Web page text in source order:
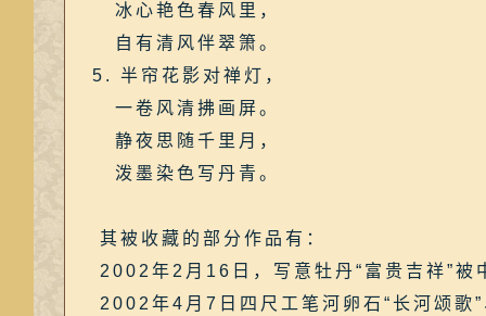
冰心艳色春风里，
自有清风伴翠箫。
5. 半帘花影对禅灯，
一卷风清拂画屏。
静夜思随千里月，
泼墨染色写丹青。
其被收藏的部分作品有：
2002年2月16日，写意牡丹“富贵吉祥”被
2002年4月7日四尺工笔河卵石“长河颂歌